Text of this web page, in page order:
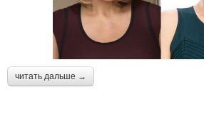
читать дальше →